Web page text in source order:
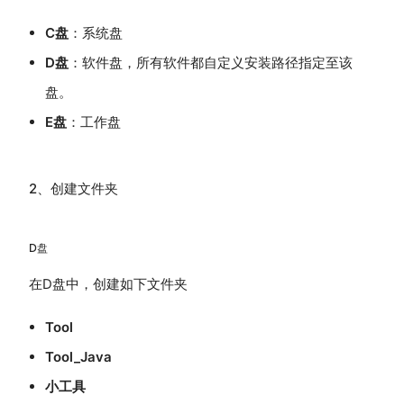
C盘 ：系统盘
D盘 ：软件盘，所有软件都自定义安装路径指定至该
盘。
E盘 ：工作盘
2、创建文件夹
D盘
在D盘中，创建如下文件夹
Tool
Tool_Java
小工具